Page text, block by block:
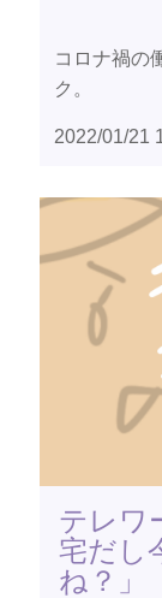
コロナ禍の
ク。
2022/01/21
テレワ
宅だし
ね？」